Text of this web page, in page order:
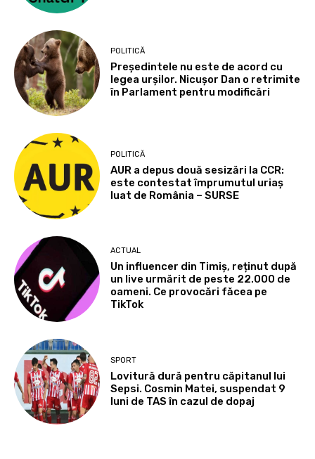
POLITICĂ
Președintele nu este de acord cu
legea urșilor. Nicușor Dan o retrimite
în Parlament pentru modificări
POLITICĂ
AUR a depus două sesizări la CCR:
este contestat împrumutul uriaș
luat de România – SURSE
ACTUAL
Un influencer din Timiș, reținut după
un live urmărit de peste 22.000 de
oameni. Ce provocări făcea pe
TikTok
SPORT
Lovitură dură pentru căpitanul lui
Sepsi. Cosmin Matei, suspendat 9
luni de TAS în cazul de dopaj